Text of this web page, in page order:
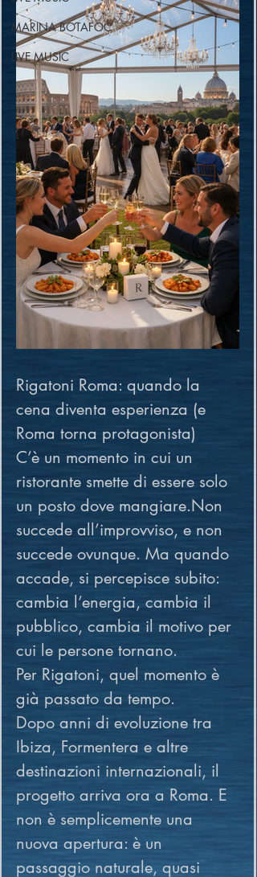
MARINA BOTAFOC
LIVE MUSIC
Rigatoni Roma: quando la
cena diventa esperienza (e
Roma torna protagonista)
C’è un momento in cui un
ristorante smette di essere solo
un posto dove mangiare.Non
succede all’improvviso, e non
succede ovunque. Ma quando
accade, si percepisce subito:
cambia l’energia, cambia il
pubblico, cambia il motivo per
cui le persone tornano.
Per Rigatoni, quel momento è
già passato da tempo.
Dopo anni di evoluzione tra
Ibiza, Formentera e altre
destinazioni internazionali, il
progetto arriva ora a Roma. E
non è semplicemente una
nuova apertura: è un
passaggio naturale, quasi